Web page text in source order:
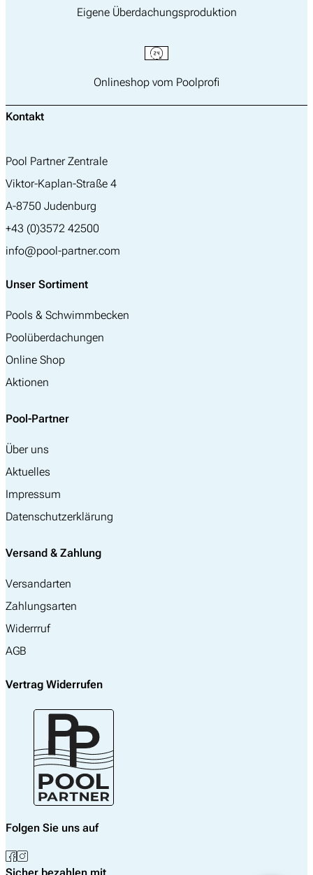
Eigene Überdachungsproduktion
Onlineshop vom Poolprofi
Kontakt
Pool Partner Zentrale
Viktor-Kaplan-Straße 4
A-8750 Judenburg
+43 (0)3572 42500
info@pool-partner.com
Unser Sortiment
Pools & Schwimmbecken
Poolüberdachungen
Online Shop
Aktionen
Pool-Partner
Über uns
Aktuelles
Impressum
Datenschutzerklärung
Versand & Zahlung
Versandarten
Zahlungsarten
Widerrruf
AGB
Vertrag Widerrufen
Folgen Sie uns auf
Sicher bezahlen mit